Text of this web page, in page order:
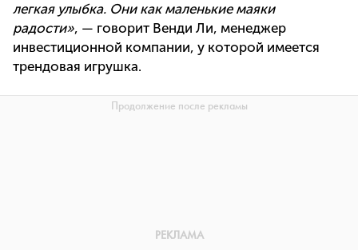
легкая улыбка. Они как маленькие маяки
радости», — говорит Венди Ли, менеджер
инвестиционной компании, у которой имеется
трендовая игрушка.